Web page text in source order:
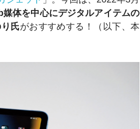
媒体を中心にデジタルアイテムの
氏がおすすめする！（以下、本